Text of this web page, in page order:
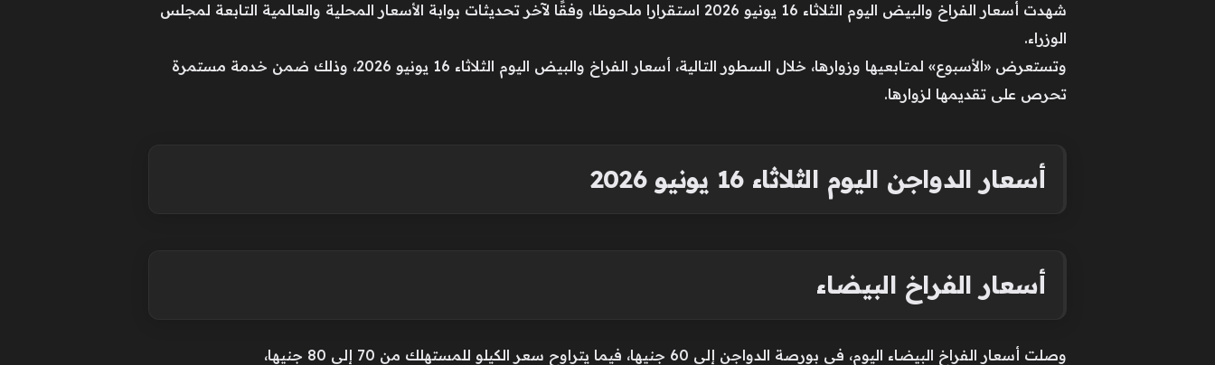
شهدت أسعار الفراخ والبيض اليوم الثلاثاء 16 يونيو 2026 استقرارا ملحوظا، وفقًا لآخر تحديثات بوابة الأسعار المحلية والعالمية التابعة لمجلس
الوزراء.
وتستعرض «الأسبوع» لمتابعيها وزوارها، خلال السطور التالية، أسعار الفراخ والبيض اليوم الثلاثاء 16 يونيو 2026، وذلك ضمن خدمة مستمرة
تحرص على تقديمها لزوارها.
أسعار الدواجن اليوم الثلاثاء 16 يونيو 2026
أسعار الفراخ البيضاء
وصلت أسعار الفراخ البيضاء اليوم، في بورصة الدواجن إلى 60 جنيها، فيما يتراوح سعر الكيلو للمستهلك من 70 إلى 80 جنيها،